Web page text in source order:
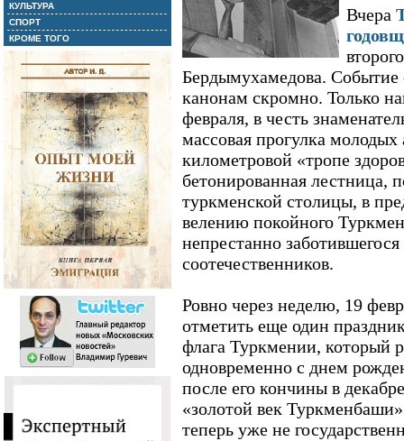
КУЛЬТУРА
СПОРТ
КРОМЕ ТОГО
Вчера
Бердымухамедова.
канонам скромно. Только
февраля, в честь
массовая прогулка
километровой «тропе
бетонированная лестница,
туркменской столицы, в
велению покойного
непрестанно заботившегося
соотечественников.
Ровно через неделю, 19
отметить еще один
флага Туркмении, который
одновременно с днем
после его кончины в
«золотой век
теперь уже не